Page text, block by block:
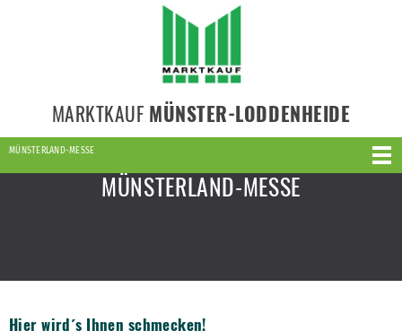
MARKTKAUF MÜNSTER-LODDENHEIDE
MÜNSTERLAND-MESSE
MÜNSTERLAND-MESSE
Hier wird´s Ihnen schmecken!